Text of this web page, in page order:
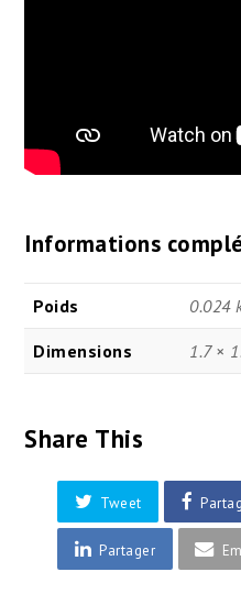
Informations
Poids 0.024
Dimensions 1.7 ×
Share This
Tweet
Partager